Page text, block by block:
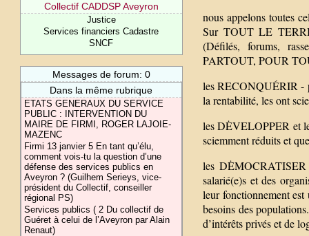
Collectif CADDSP Aveyron
Justice
Services financiers Cadastre
SNCF
Messages de forum: 0
Dans la même rubrique
ETATS GENERAUX DU SERVICE
PUBLIC : INTERVENTION DU
MAIRE DE FIRMI, ROGER LAJOIE-
MAZENC
Firmi 13 janvier 5 En tant qu’élu,
comment vois-tu la question d’une
défense des services publics en
Aveyron ? (Guilhem Serieys, vice-
président du Collectif, conseiller
régional PS)
Services publics ( 2 Du collectif de
Guéret à celui de l’Aveyron par Alain
Renaut)
nous appelons toutes
Sur TOUT LE
(Défilés, forums,
PARTOUT, POUR
les RECONQUÉRIR -
la rentabilité, les ont
les DĖVELOPPER et
sciemment réduits et
les DĖMOCRATISER
salarié(e)s et des
leur fonctionnement est
besoins des
d’intérêts privés et de